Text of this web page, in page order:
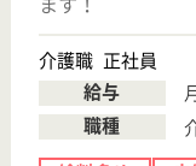
プライバシーポリシー
採用ご担当者様へ
看護師の求人・転職なら